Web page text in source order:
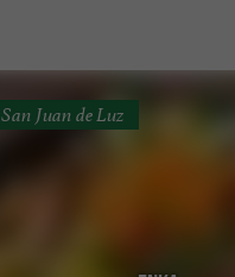
San Juan de Luz